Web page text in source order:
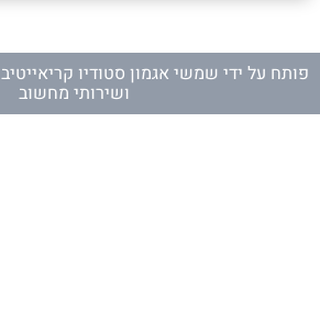
פותח על ידי שמשי אגמון סטודיו קריאייטיב
ושירותי מחשוב